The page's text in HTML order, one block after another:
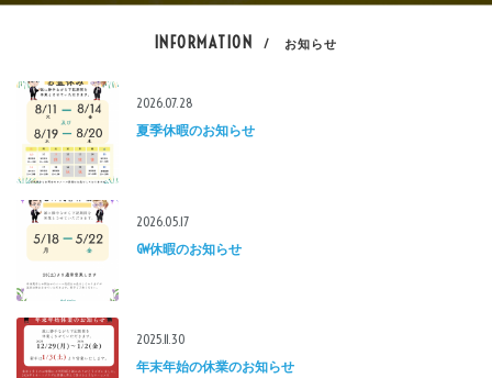
INFORMATION / お知らせ
2026.07.28
夏季休暇のお知らせ
2026.05.17
GW休暇のお知らせ
2025.11.30
年末年始の休業のお知らせ